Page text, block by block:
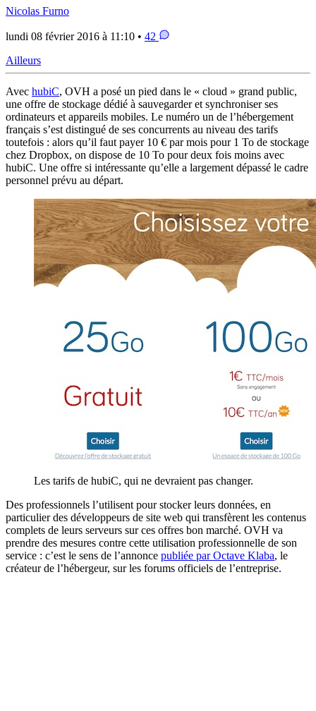
Nicolas Furno
lundi 08 février 2016 à 11:10 • 42
Ailleurs
Avec hubiC, OVH a posé un pied dans le « cloud » grand public,
une offre de stockage dédié à sauvegarder et synchroniser ses
ordinateurs et appareils mobiles. Le numéro un de l’hébergement
français s’est distingué de ses concurrents au niveau des tarifs
toutefois : alors qu’il faut payer 10 € par mois pour 1 To de stockage
chez Dropbox, on dispose de 10 To pour deux fois moins avec
hubiC. Une offre si intéressante qu’elle a largement dépassé le cadre
personnel prévu au départ.
Les tarifs de hubiC, qui ne devraient pas changer.
Des professionnels l’utilisent pour stocker leurs données, en
particulier des développeurs de site web qui transfèrent les contenus
complets de leurs serveurs sur ces offres bon marché. OVH va
prendre des mesures contre cette utilisation professionnelle de son
service : c’est le sens de l’annonce publiée par Octave Klaba, le
créateur de l’hébergeur, sur les forums officiels de l’entreprise.